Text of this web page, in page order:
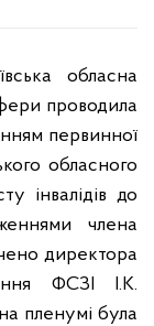
обласна
проводила
первинної
обласного
інвалідів до
члена
директора
ФСЗІ І.К.
на пленумі була